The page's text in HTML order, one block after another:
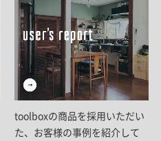
toolboxの商品を採用いただい
た、お客様の事例を紹介して